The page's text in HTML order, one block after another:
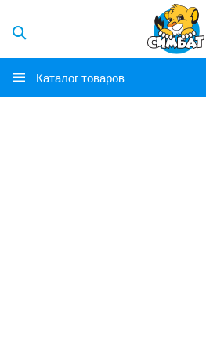
Каталог товаров